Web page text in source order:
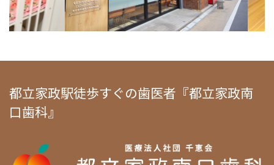
都立家政駅徒歩すぐの歯医者『都立家政南
口歯科』